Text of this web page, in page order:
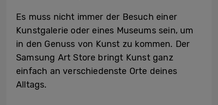
Es muss nicht immer der Besuch einer
Kunstgalerie oder eines Museums sein, um
in den Genuss von Kunst zu kommen. Der
Samsung Art Store bringt Kunst ganz
einfach an verschiedenste Orte deines
Alltags.